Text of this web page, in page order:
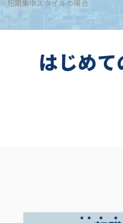
※短期集中スタイルの場合
はじめて